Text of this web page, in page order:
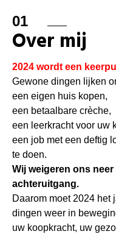
01
Over mij
2024 wordt een
Gewone dingen lijken
een eigen huis kopen,
een betaalbare crèche,
een leerkracht voor uw
een job met een deftig
te doen.
Wij weigeren ons
achteruitgang.
Daarom moet 2024 het
dingen weer in
uw koopkracht, uw